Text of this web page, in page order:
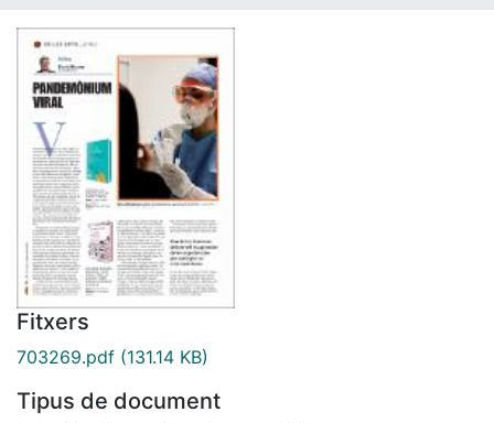
Fitxers
703269.pdf (131.14 KB)
Tipus de document